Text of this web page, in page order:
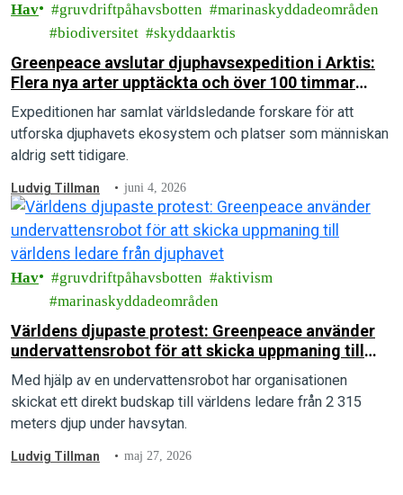
Hav gruvdriftpåhavsbotten
marinaskyddadeområden
biodiversitet
skyddaarktis
Greenpeace avslutar djuphavsexpedition i Arktis:
Flera nya arter upptäckta och över 100 timmar
unika filmbilder från havsbotten
Expeditionen har samlat världsledande forskare för att
utforska djuphavets ekosystem och platser som människan
aldrig sett tidigare.
Ludvig Tillman juni 4, 2026
Hav gruvdriftpåhavsbotten
aktivism
marinaskyddadeområden
Världens djupaste protest: Greenpeace använder
undervattensrobot för att skicka uppmaning till
världens ledare från djuphavet
Med hjälp av en undervattensrobot har organisationen
skickat ett direkt budskap till världens ledare från 2 315
meters djup under havsytan.
Ludvig Tillman maj 27, 2026